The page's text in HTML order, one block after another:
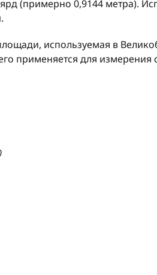
(примерно 0,9144 метра).
используемая в
применяется для измерения